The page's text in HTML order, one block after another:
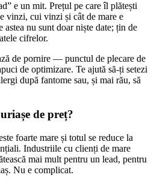
e un mit. Prețul pe care îl plătești
vinzi, cui vinzi și cât de mare e
nu sunt doar niște date; țin de
cifrelor.
de pornire — punctul de plecare de
de optimizare. Te ajută să-ți setezi
după fantome sau, și mai rău, să
de preț?
foarte mare și totul se reduce la
Industriile cu clienți de mare
mai mult pentru un lead, pentru
Nu e complicat.